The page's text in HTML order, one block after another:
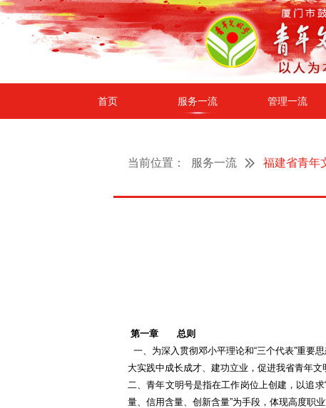
首页 服务一流 管理一流
当前位置： 服务一流 福建省青年
第一章 总则
一、为深入贯彻邓小平理论和“三个代表”重要
大实践中成长成才、建功立业，促进我省青年
二、青年文明号是指在工作岗位上创建，以追
量、信用含量、创新含量”为手段，体现高度职